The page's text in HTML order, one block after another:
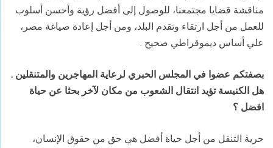
مناقشة قضايا مجتمعنا، للوصول إلى أفضل رؤية وأحسن أسلوب
للعمل من أجل ارتقاء وتقدم البلد، ومن أجل إعادة صياغة مصر،
علي أساس ديموقراطي صحيح .
بصفتكم عضوا في المجلس الحبري لرعاية المهاجرين والمتنقلين .
هل الكنيسة تؤيد انتقال الشعوب من مكان لآخر بحثا عن حياة
افضل ؟
حرية التنقل من أجل حياة أفضل هي حق من حقوق الإنسان،